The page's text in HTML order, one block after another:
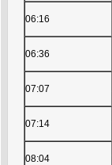
06:16
06:36
07:07
07:14
08:04